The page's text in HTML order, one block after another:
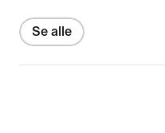
Se alle